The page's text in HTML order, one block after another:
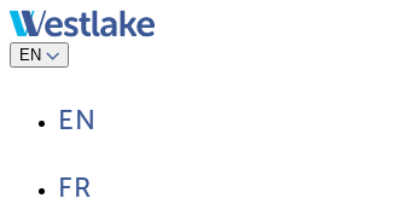
Zum
Inhalt
springen
EN
EN
FR